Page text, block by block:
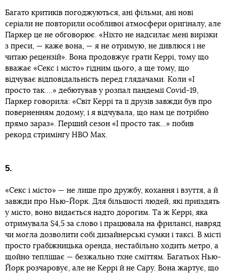
Багато критиків погоджуються, ані фільми, ані нові
серіали не повторили особливої атмосфери оригіналу, але
Паркер це не обговорює. «Ніхто не надсилає мені вирізки
з преси, — каже вона, — я не отримую, не дивлюся і не
читаю рецензій». Вона продовжує грати Керрі, тому що
вважає «Секс і місто» гідним цього, а ще тому, що
відчуває відповідальність перед глядачами. Коли «І
просто так….» дебютував у розпал пандемії Covid-19,
Паркер говорила: «Світ Керрі та її друзів завжди був про
поверненням додому, і я відчувала, що нам це потрібно
прямо зараз». Перший сезон «І просто так…» побив
рекорд стримінгу HBO Max.
5.
«Секс і місто» — не лише про дружбу, кохання і взуття, а й
завжди про Нью-Йорк. Для більшості людей, які приїздять
у місто, воно видається надто дорогим. Та ж Керрі, яка
отримувала $4,5 за слово і працювала на фрилансі, навряд
чи могла дозволити собі дизайнерські сумки і таксі. В місті
просто грабіжницька оренда, нестабільно ходить метро, а
щойно теплішає — безжально тхне сміттям. Багатьох Нью-
Йорк розчаровує, але не Керрі й не Сару. Вона жартує, що